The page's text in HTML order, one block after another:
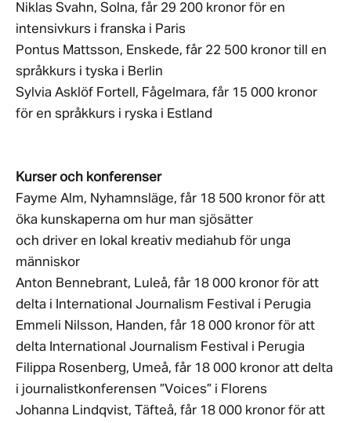
Niklas Svahn, Solna, får 29 200 kronor för en
intensivkurs i franska i Paris
Pontus Mattsson, Enskede, får 22 500 kronor till en
språkkurs i tyska i Berlin
Sylvia Asklöf Fortell, Fågelmara, får 15 000 kronor
för en språkkurs i ryska i Estland
Kurser och konferenser
Fayme Alm, Nyhamnsläge, får 18 500 kronor för att
öka kunskaperna om hur man sjösätter
och driver en lokal kreativ mediahub för unga
människor
Anton Bennebrant, Luleå, får 18 000 kronor för att
delta i International Journalism Festival i Perugia
Emmeli Nilsson, Handen, får 18 000 kronor för att
delta International Journalism Festival i Perugia
Filippa Rosenberg, Umeå, får 18 000 kronor att delta
i journalistkonferensen ”Voices” i Florens
Johanna Lindqvist, Täfteå, får 18 000 kronor för att